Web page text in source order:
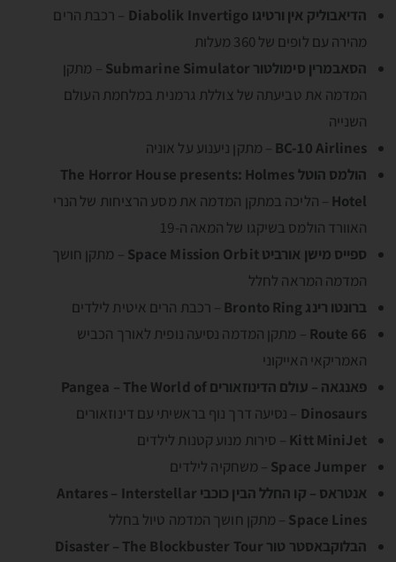
הדיאבוליק אין ורטיגו Diabolik Invertigo
– רכבת הרים
מהירה עם לופים של 360 מעלות
הסאבמרין סימולטור Submarine Simulator
– מתקן
המדמה את טביעתה של צוללת גרמנית במלחמת העולם
השנייה
BC-10 Airlines – מתקן ניענוע על אוניה
הולמס הוטל The Horror House presents: Holmes
Hotel – הליכה במתקן המדמה את מסע הרציחות של הנרי
האוורד הולמס בשיקגו של המאה ה-19
ספייס מישן אורביט Space Mission Orbit
– מתקן חושך
המדמה המראה לחלל
ברונטו רינג Bronto Ring
– רכבת הרים איטית לילדים
Route 66 – מתקן המדמה נסיעה נופית לאורך הכביש
האמריקאי האייקוני
פאנגאה – עולם הדינוזאורים Pangea – The World of
Dinosaurs – נסיעה דרך נוף בראשיתי עם דינוזאורים
Kitt MiniJet – סירות מנוע קטנות לילדים
Space Jumper – משחקיה לילדים
אנטראס – קו החלל הבין כוכבי Antares – Interstellar
Space Lines – מתקן חושך המדמה טיול בחלל
הבלוקבאסטר טור Disaster – The Blockbuster Tour